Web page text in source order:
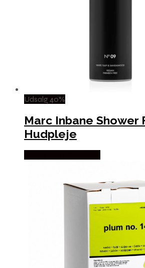
Udsalg 40%
Marc Inbane Shower
Hudpleje